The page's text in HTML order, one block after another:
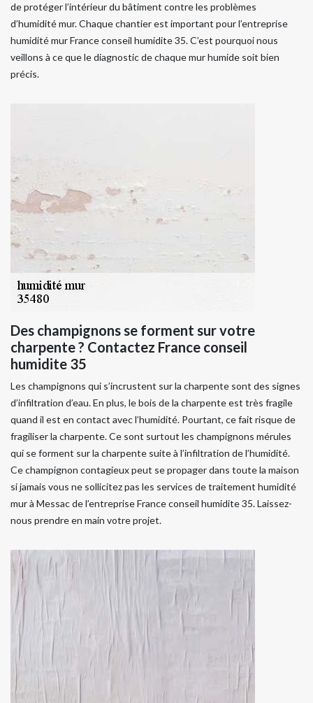
de protéger l’intérieur du bâtiment contre les problèmes
d’humidité mur. Chaque chantier est important pour l’entreprise
humidité mur France conseil humidite 35. C’est pourquoi nous
veillons à ce que le diagnostic de chaque mur humide soit bien
précis.
Des champignons se forment sur votre
charpente ? Contactez France conseil
humidite 35
Les champignons qui s’incrustent sur la charpente sont des signes
d’infiltration d’eau. En plus, le bois de la charpente est très fragile
quand il est en contact avec l’humidité. Pourtant, ce fait risque de
fragiliser la charpente. Ce sont surtout les champignons mérules
qui se forment sur la charpente suite à l’infiltration de l’humidité.
Ce champignon contagieux peut se propager dans toute la maison
si jamais vous ne sollicitez pas les services de traitement humidité
mur à Messac de l’entreprise France conseil humidite 35. Laissez-
nous prendre en main votre projet.